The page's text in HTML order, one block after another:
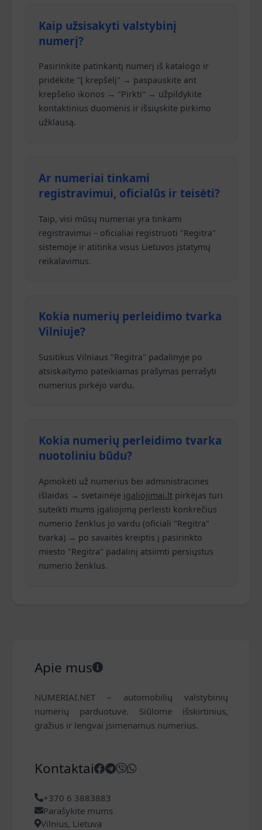
Kaip užsisakyti valstybinį
numerį?
Pasirinkite patinkantį numerį iš katalogo ir
pridėkite "Į krepšelį" → paspauskite ant
krepšelio ikonos → "Pirkti" → užpildykite
kontaktinius duomenis ir išsiųskite pirkimo
užklausą.
Ar numeriai tinkami
registravimui, oficialūs ir teisėti?
Taip, visi mūsų numeriai yra tinkami
registravimui – oficialiai registruoti "Regitra"
sistemoje ir atitinka visus Lietuvos įstatymų
reikalavimus.
Kokia numerių perleidimo tvarka
Vilniuje?
Susitikus Vilniaus "Regitra" padalinyje po
atsiskaitymo pateikiamas prašymas perrašyti
numerius pirkėjo vardu.
Kokia numerių perleidimo tvarka
nuotoliniu būdu?
Apmokėti už numerius bei administracines
išlaidas → svetainėje igaliojimai.lt pirkėjas turi
suteikti mums įgaliojimą perleisti konkrečius
numerio ženklus jo vardu (oficiali "Regitra"
tvarka) → po savaitės kreiptis į pasirinkto
miesto "Regitra" padalinį atsiimti persiųstus
numerio ženklus.
Apie mus
NUMERIAI.NET – automobilių valstybinių
numerių parduotuvė. Siūlome išskirtinius,
gražius ir lengvai įsimenamus numerius.
Kontaktai
+370 6 3883883
Parašykite mums
Vilnius, Lietuva